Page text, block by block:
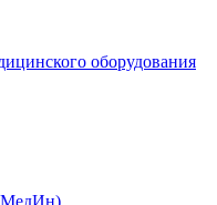
оборудования